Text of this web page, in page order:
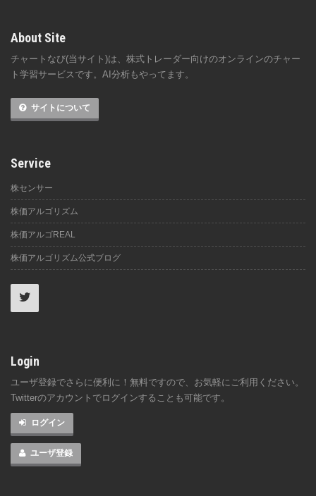
About Site
チャートなび(当サイト)は、株式トレーダー向けのオンラインのチャー
ト学習サービスです。AI分析もやってます。
サイトについて
Service
株センサー
株価アルゴリズム
株価アルゴREAL
株価アルゴリズム公式ブログ
Login
ユーザ登録でさらに便利に！無料ですので、お気軽にご利用ください。
Twitterのアカウントでログインすることも可能です。
ログイン
ユーザ登録